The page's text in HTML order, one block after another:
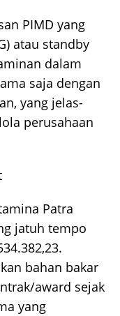
PIMD yang
atau standby
dalam
saja dengan
yang jelas-
perusahaan
Patra
jatuh tempo
bahan bakar
award sejak
yang